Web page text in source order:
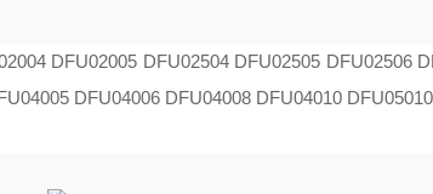
DFU02005 DFU02504 DFU02505 DFU02506
DFU04006 DFU04008DFU04010